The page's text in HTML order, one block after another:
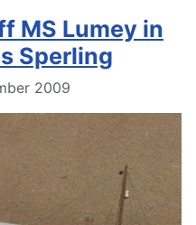
MS Lumey in
Sperling
2009